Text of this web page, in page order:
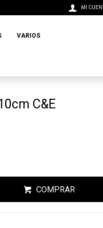
VARIOS
C&E
COMPRAR